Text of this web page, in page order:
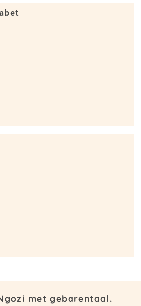
met gebarentaal.